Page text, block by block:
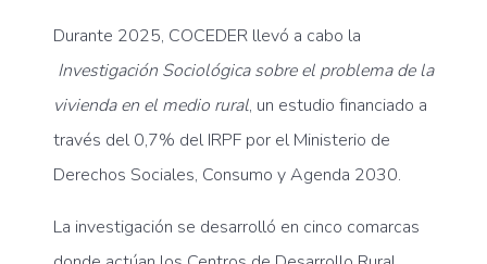
Durante 2025, COCEDER llevó a cabo la
Investigación Sociológica sobre el problema de la
vivienda en el medio rural, un estudio financiado a
través del 0,7% del IRPF por el Ministerio de
Derechos Sociales, Consumo y Agenda 2030.
La investigación se desarrolló en cinco comarcas